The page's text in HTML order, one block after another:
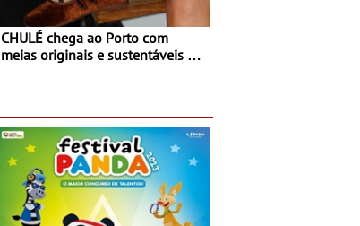
CHULÉ chega ao Porto com
meias originais e sustentáveis - A